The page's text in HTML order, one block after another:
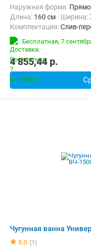
Наружная форма:
Длина: 160 см Ширина:
Комплектация:Слив-
Бесплатная, 7
4 855,44 p.
Чугунная ванна
5.0 (1)